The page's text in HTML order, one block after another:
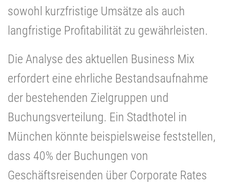
sowohl kurzfristige Umsätze als auch
langfristige Profitabilität zu gewährleisten.
Die Analyse des aktuellen Business Mix
erfordert eine ehrliche Bestandsaufnahme
der bestehenden Zielgruppen und
Buchungsverteilung. Ein Stadthotel in
München könnte beispielsweise feststellen,
dass 40% der Buchungen von
Geschäftsreisenden über Corporate Rates